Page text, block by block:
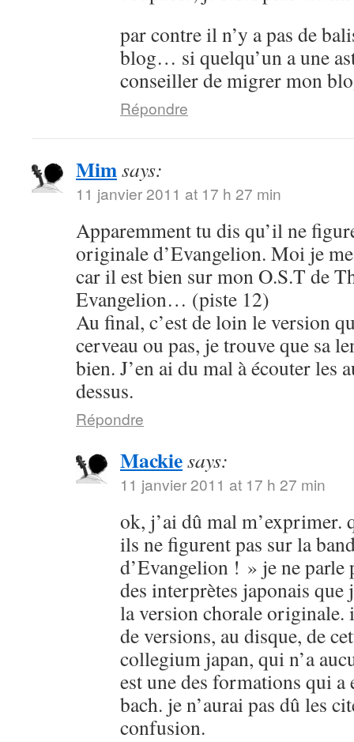
par contre il n’y a pas de
blog… si quelqu’un a une
conseiller de migrer mon
Répondre
Mimsays:
11 janvier 2011 at 17 h 27 min
Apparemment tu dis qu’il ne
originale d’Evangelion. Moi je
car il est bien sur mon O.S.T de
Evangelion… (piste 12)
Au final, c’est de loin le version
cerveau ou pas, je trouve que sa
bien. J’en ai du mal à écouter les
dessus.
Répondre
Mackiesays:
11 janvier 2011 at 17 h 27 min
ok, j’ai dû mal m’exprimer.
ils ne figurent pas sur la
d’Evangelion ! » je ne parle
des interprètes japonais que
la version chorale originale.
de versions, au disque, de
collegium japan, qui n’a
est une des formations qui a
bach. je n’aurai pas dû les
confusion.